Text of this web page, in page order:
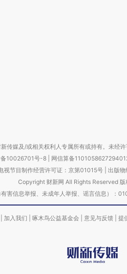
传媒及/或相关权利人专属所有或持有。未经
10026701号-8 网信算备
视节目制作经营许可证：京第01015号| 出版
Copyright 财新网 All Rights Reserved 版
有害信息举报、未成年人举报、谣言信息）
加入我们 啄木鸟公益基金会 意见与反馈 提